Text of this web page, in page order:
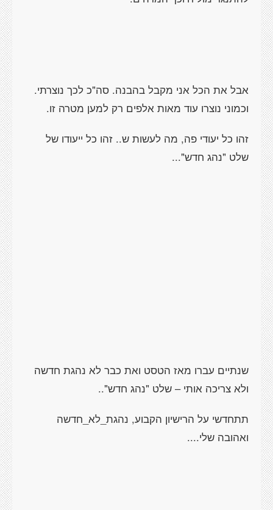
אבל את הכל אני מקבל בהבנה. סה"כ לכך נוצרתי.
וכמוני נוצרו עוד מאות אלפים רק למען מטרה זו.
זהו כל יעודי פה, מה לעשות ש.. זהו כל ייעודו של
שלט "נהג חדש"...
שנתיים עברו מאז הטסט ואת כבר לא נהגת חדשה
ולא צריכה אותי – שלט "נהג חדש"..
תתחדשי על הרישיון הקבוע, נהגת_לא_חדשה
ואהובה שלי....